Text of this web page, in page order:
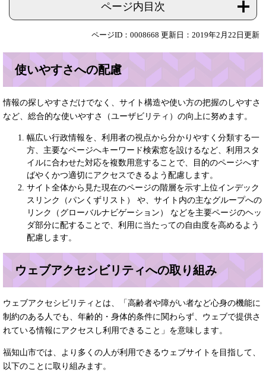
ページ内目次
ページID：0008668 更新日：2019年2月22日更新
使いやすさへの配慮
情報の探しやすさだけでなく、サイト構造や使い方の把握のしやすさ
など、総合的な使いやすさ（ユーザビリティ）の向上に努めます。
幅広い行政情報を、利用者の視点から分かりやすく分類する一
方、主要なページへキーワード検索窓を設けるなど、利用スタ
イルに合わせた対応を複数用意することで、目的のページへす
ばやくかつ適切にアクセスできるよう配慮します。
サイト全体から見た現在のページの階層を示す上位インデック
スリンク（パンくずリスト） や、サイト内の主なグループへの
リンク（グローバルナビゲーション） などを主要ページのヘッ
ダ部分に配することで、利用に当たっての自由度を高めるよう
配慮します。
ウェブアクセシビリティへの取り組み
ウェブアクセシビリティとは、「高齢者や障がい者など心身の機能に
制約のある人でも、年齢的・身体的条件に関わらず、ウェブで提供さ
れている情報にアクセスし利用できること」を意味します。
福知山市では、より多くの人が利用できるウェブサイトを目指して、
以下のことに取り組みます。